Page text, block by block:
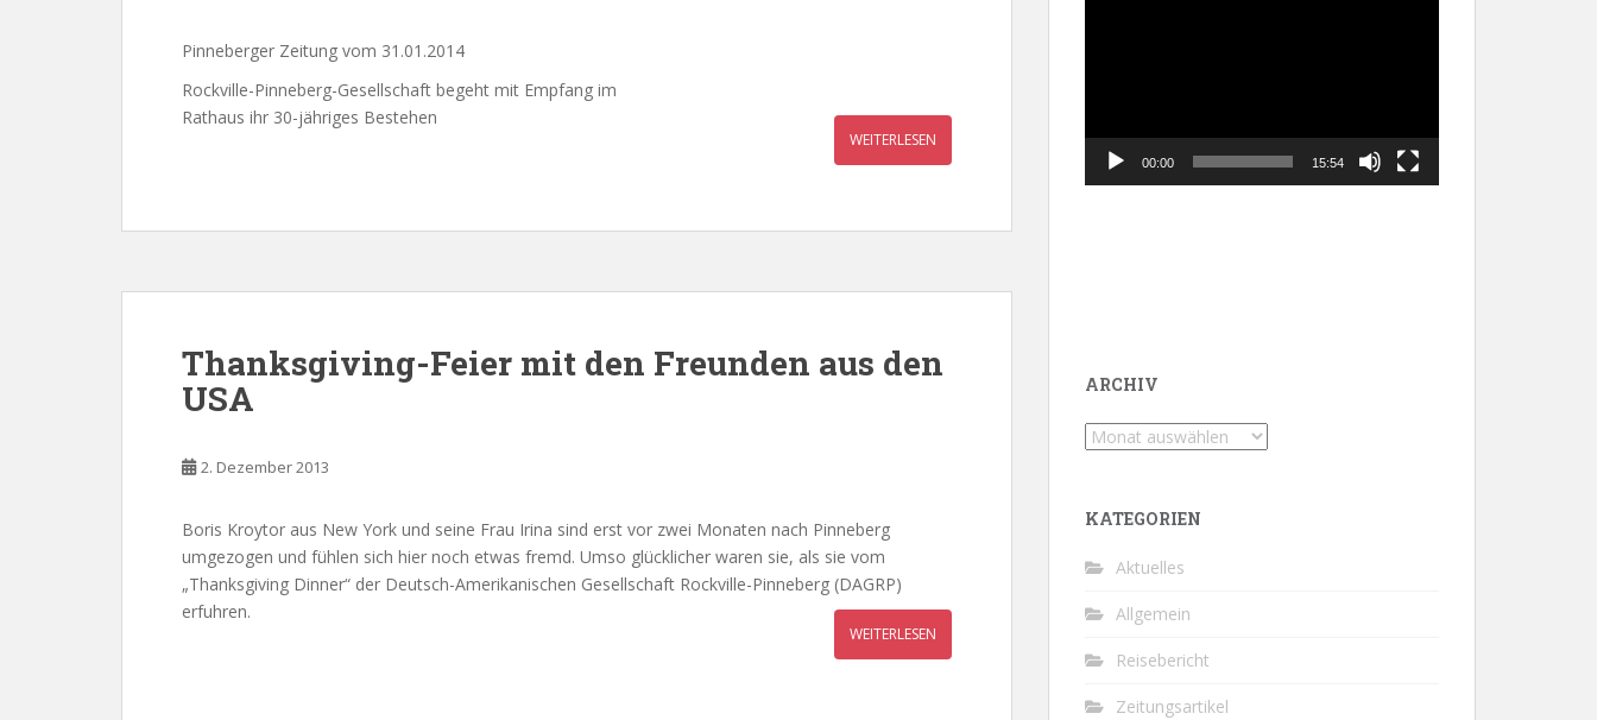
Pinneberger Zeitung vom 31.01.2014
Rockville-Pinneberg-Gesellschaft begeht mit Empfang im
Rathaus ihr 30-jähriges Bestehen
WEITERLESEN
Thanksgiving-Feier mit den Freunden aus den
USA
2. Dezember 2013
Boris Kroytor aus New York und seine Frau Irina sind erst vor zwei Monaten nach Pinneberg
umgezogen und fühlen sich hier noch etwas fremd. Umso glücklicher waren sie, als sie vom
„Thanksgiving Dinner“ der Deutsch-Amerikanischen Gesellschaft Rockville-Pinneberg (DAGRP)
erfuhren.
WEITERLESEN
00:00 15:54
ARCHIV
Archiv
KATEGORIEN
Aktuelles
Allgemein
Reisebericht
Zeitungsartikel